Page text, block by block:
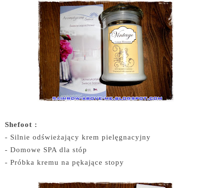
Shefoot :
- Silnie odświeżający krem pielęgnacyjny
- Domowe SPA dla stóp
- Próbka kremu na pękające stopy